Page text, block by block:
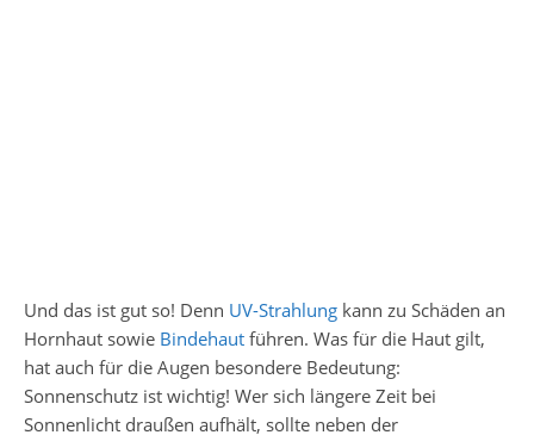
Und das ist gut so! Denn UV-Strahlung kann zu Schäden an
Hornhaut sowie Bindehaut führen. Was für die Haut gilt,
hat auch für die Augen besondere Bedeutung:
Sonnenschutz ist wichtig! Wer sich längere Zeit bei
Sonnenlicht draußen aufhält, sollte neben der